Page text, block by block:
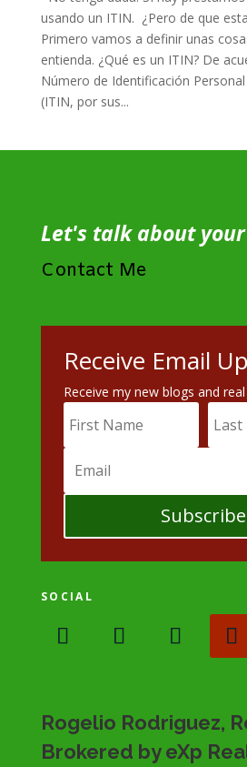
usando un ITIN. ¿Pero de que
Primero vamos a definir unas
entienda. ¿Qué es un ITIN? De
Número de Identificación
(ITIN, por sus...
Let's talk about
Contact Me
Receive Email
Receive my new blogs and
Subscribe
SOCIAL
Rogelio Rodriguez,
Brokered by eXp